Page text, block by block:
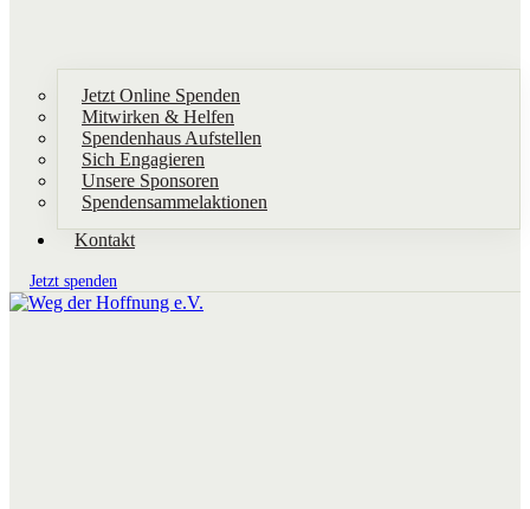
Jetzt Online Spenden
Mitwirken & Helfen
Spendenhaus Aufstellen
Sich Engagieren
Unsere Sponsoren
Spendensammelaktionen
Kontakt
Jetzt spenden